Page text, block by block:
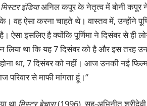
मिस्टर इंडियाअनिल कपूर के नेतृत्व में बोनी कपूर ने
ऐसा करना चाहते थे। वास्तव में, उन्होंने
ऐसा इसलिए है क्योंकि पूर्णिमा ने दिसंबर से ही
था कि यह 7 दिसंबर को है और इस तरह
था, 7 दिसंबर को नहीं। आज उनकी नई
से माफी मांगता हूं।”